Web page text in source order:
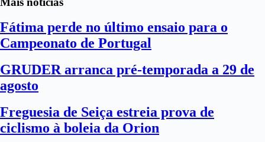
Fátima perde no último ensaio para o
Campeonato de Portugal
GRUDER arranca pré-temporada a 29 de
agosto
Freguesia de Seiça estreia prova de
ciclismo à boleia da Orion